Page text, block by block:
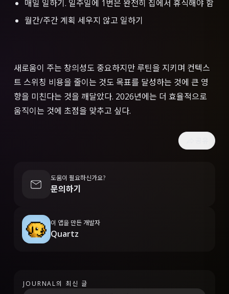
매일 일하기. 일주일에 1번은 완전히 집에서 휴식해야 함
월간/주간 계획 세우지 않고 일하기
새로움이 주는 창의성도 중요하지만 루틴을 지키며 컨텍스
트 스위칭 비용을 줄이는 것도 목표를 달성하는 것에 큰 영
향을 미친다는 것을 깨달았다. 2026년에는 더 효율적으로
움직이는 것에 초점을 맞추고 싶다.
도움이 필요하신가요?
문의하기
이 앱을 만든 개발자
Quartz
JOURNAL의 최신 글